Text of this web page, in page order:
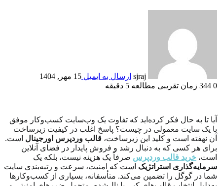
sjraj ارسال به ایمیل 15 مهر, 1404
0
زمان تقریبی مطالعه 5 دقیقه
آیا تا به حال فکر کرده‌اید که تفاوت یک وب‌سایت کسب‌وکار موفق
با یک سایت معمولی در چیست؟ پاسخ اغلب در کیفیت زیرساخت
آن نهفته است و کلید این زیرساخت، قالب وردپرس اورجینال است.
برای هر کسی که به دنبال رشد و فروش پایدار در فضای آنلاین
است، خرید قالب وردپرس صرفاً یک هزینه نیست، بلکه یک
سرمایه‌گذاری استراتژیک است که امنیت، سرعت و رتبه‌بندی سایت
شما در گوگل را تضمین می‌کند. متأسفانه، بسیاری از کسب‌وکارها